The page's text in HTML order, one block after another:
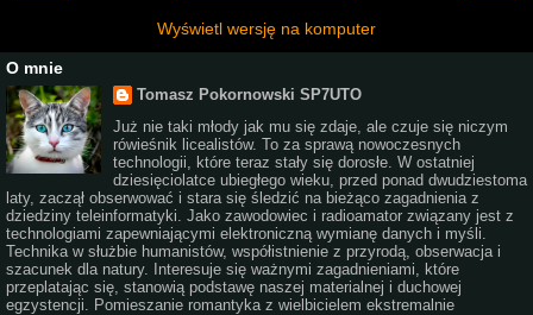
Wyświetl wersję na komputer
O mnie
Tomasz Pokornowski SP7UTO
Już nie taki młody jak mu się zdaje, ale czuje się niczym
rówieśnik licealistów. To za sprawą nowoczesnych
technologii, które teraz stały się dorosłe. W ostatniej
dziesięciolatce ubiegłego wieku, przed ponad dwudziestoma
laty, zaczął obserwować i stara się śledzić na bieżąco zagadnienia z
dziedziny teleinformatyki. Jako zawodowiec i radioamator związany jest z
technologiami zapewniającymi elektroniczną wymianę danych i myśli.
Technika w służbie humanistów, współistnienie z przyrodą, obserwacja i
szacunek dla natury. Interesuje się ważnymi zagadnieniami, które
przeplatając się, stanowią podstawę naszej materialnej i duchowej
egzystencji. Pomieszanie romantyka z wielbicielem ekstremalnie